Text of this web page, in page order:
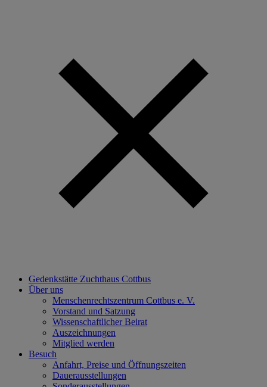
Gedenkstätte Zuchthaus Cottbus
Über uns
Menschenrechtszentrum Cottbus e. V.
Vorstand und Satzung
Wissenschaftlicher Beirat
Auszeichnungen
Mitglied werden
Besuch
Anfahrt, Preise und Öffnungszeiten
Dauerausstellungen